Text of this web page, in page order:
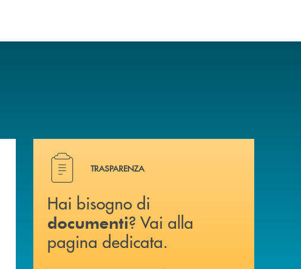
Hai bisogno di documenti ? Vai alla pagina dedicata.
TRASPARENZA
Hai bisogno di
documenti? Vai alla
pagina dedicata.